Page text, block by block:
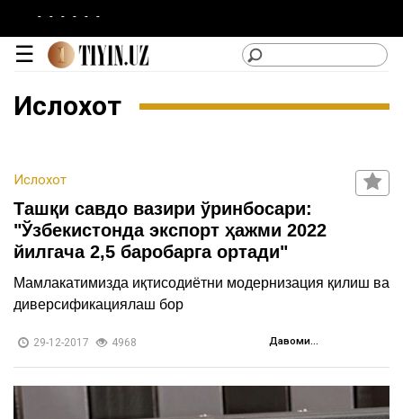
lotin
кирилл
Категориялар
☰
Ислохот
Ислохот
Ташқи савдо вазири ўринбосари:
"Ўзбекистонда экспорт ҳажми 2022
йилгача 2,5 баробарга ортади"
Мамлакатимизда иқтисодиётни модернизация қилиш ва
диверсификациялаш бор
29-12-2017 4968 Давоми...